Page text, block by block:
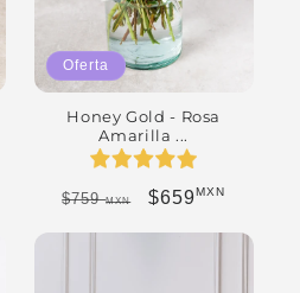
Oferta
Honey Gold - Rosa
Amarilla ...
Precio habitual
$759MXN Precio de oferta
$659MXN